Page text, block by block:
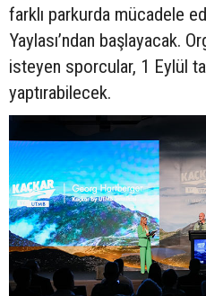
farklı parkurda mücadele
Yaylası’ndan başlayacak.
isteyen sporcular, 1 Eylül
yaptırabilecek.